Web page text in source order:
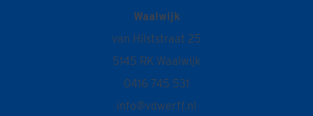
Waalwijk
van Hilststraat 25
5145 RK Waalwijk
0416 745 531
info@vdwerff.nl